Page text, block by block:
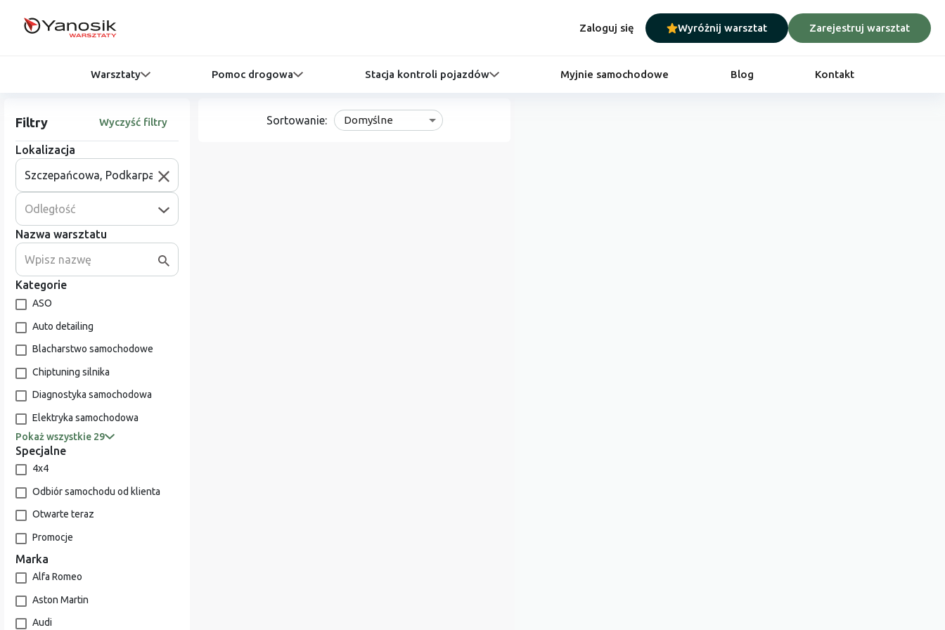
Zaloguj się Wyróżnij warsztat Zarejestruj warsztat
Warsztaty Pomoc drogowa Stacja kontroli pojazdów Myjnie samochodowe Blog Kontakt
Filtry Wyczyść filtry
Lokalizacja
Odległość
Nazwa warsztatu
Kategorie
ASO
Auto detailing
Blacharstwo samochodowe
Chiptuning silnika
Diagnostyka samochodowa
Elektryka samochodowa
Pokaż wszystkie 29
Specjalne
4x4
Odbiór samochodu od klienta
Otwarte teraz
Promocje
Marka
Alfa Romeo
Aston Martin
Audi
Sortowanie: Domyślne